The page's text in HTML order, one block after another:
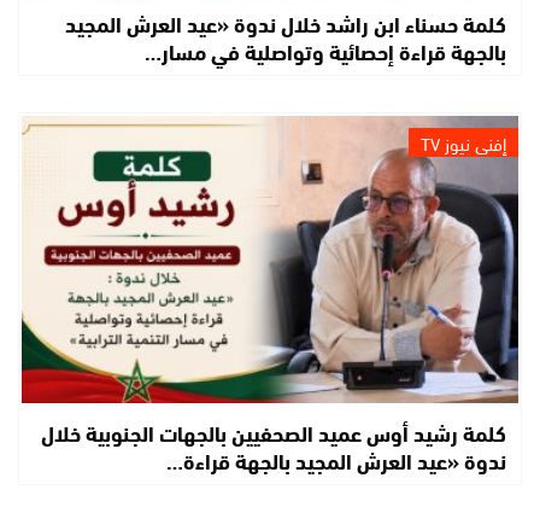
كلمة حسناء ابن راشد خلال ندوة «عيد العرش المجيد
بالجهة قراءة إحصائية وتواصلية في مسار…
إفني نيوز TV
كلمة رشيد أوس عميد الصحفيين بالجهات الجنوبية خلال
ندوة «عيد العرش المجيد بالجهة قراءة…